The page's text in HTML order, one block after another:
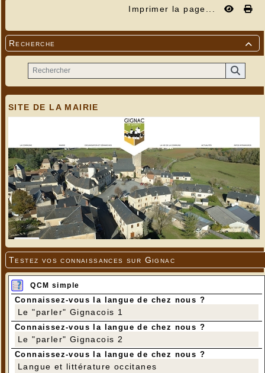
Imprimer la page...

Recherche
SITE DE LA MAIRIE
Testez vos connaissances sur Gignac
QCM simple
Connaissez-vous la langue de chez nous ?
Le "parler" Gignacois 1
Connaissez-vous la langue de chez nous ?
Le "parler" Gignacois 2
Connaissez-vous la langue de chez nous ?
Langue et littérature occitanes